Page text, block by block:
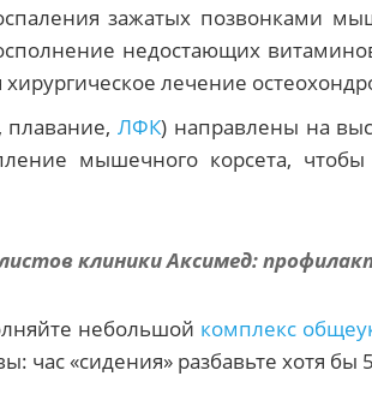
зажатых позвонками
недостающих
лечение
, плавание, ЛФК) направлены на
мышечного корсета,
клиники Аксимед:
небольшой комплекс
час «сидения» разбавьте хотя